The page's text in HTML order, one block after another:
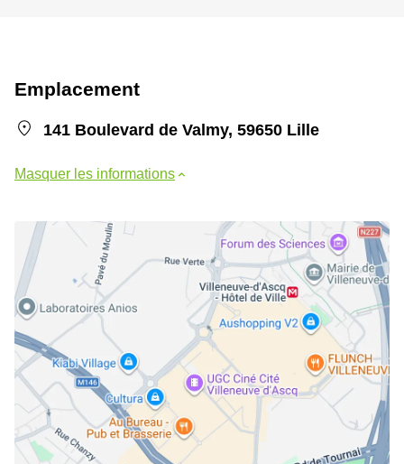
Emplacement
141 Boulevard de Valmy, 59650 Lille
Masquer les informations